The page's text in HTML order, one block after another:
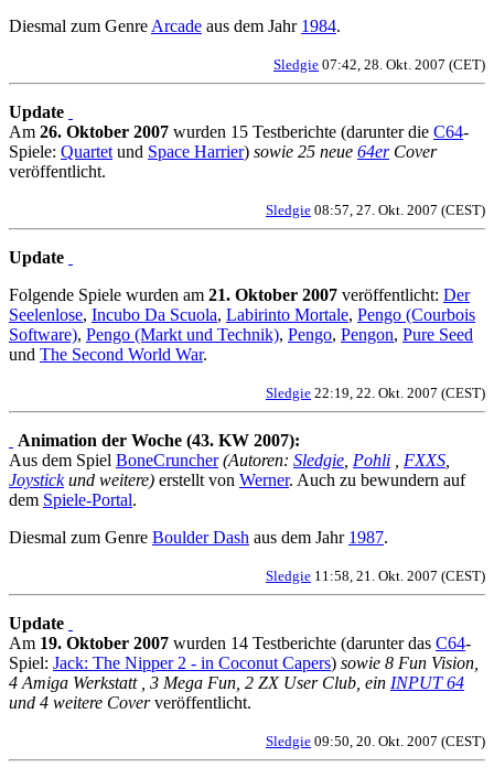
Diesmal zum Genre Arcade aus dem Jahr 1984.
Sledgie 07:42, 28. Okt. 2007 (CET)
Update
Am 26. Oktober 2007 wurden 15 Testberichte (darunter die C64-
Spiele: Quartet und Space Harrier) sowie 25 neue 64erCover
veröffentlicht.
Sledgie 08:57, 27. Okt. 2007 (CEST)
Update
Folgende Spiele wurden am 21. Oktober 2007 veröffentlicht: Der
Seelenlose, Incubo Da Scuola, Labirinto Mortale, Pengo (Courbois
Software), Pengo (Markt und Technik), Pengo, Pengon, Pure Seed
und The Second World War.
Sledgie 22:19, 22. Okt. 2007 (CEST)
Animation der Woche (43. KW 2007):
Aus dem Spiel BoneCruncher (Autoren: Sledgie Pohli FXXS
Joystickund weitere) erstellt von Werner. Auch zu bewundern auf
dem Spiele-Portal.
Diesmal zum Genre Boulder Dash aus dem Jahr 1987.
Sledgie 11:58, 21. Okt. 2007 (CEST)
Update
Am 19. Oktober 2007 wurden 14 Testberichte (darunter das C64-
Spiel: Jack: The Nipper 2 - in Coconut Capers) sowie 8 Fun Vision,
4 Amiga Werkstatt , 3 Mega Fun, 2 ZX User Club, ein INPUT 64
und 4 weitere Coververöffentlicht.
Sledgie 09:50, 20. Okt. 2007 (CEST)